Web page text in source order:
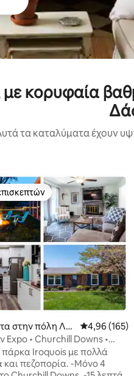
με κορυφαία
τα καταλύματα έχουν
5, 310 κριτικές
στην πόλη Λο
Μέση
4,96 (165)
Expo • Churchill Downs •
πάρκα Iroquois με πολλά
πεζοπορία. -Μόνο 4